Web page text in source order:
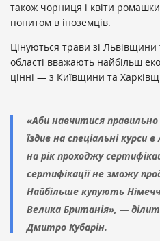
також чорниця і квіти
попитом в іноземців.
Цінуються трави зі
області вважають найбільш
цінні — з Київщини та
«Аби навчитися
їздив на спеціальні курси
на рік проходжу
сертифікації не зможу
Найбільше купують
Велика Британія», —
Дмитро Кубарін.